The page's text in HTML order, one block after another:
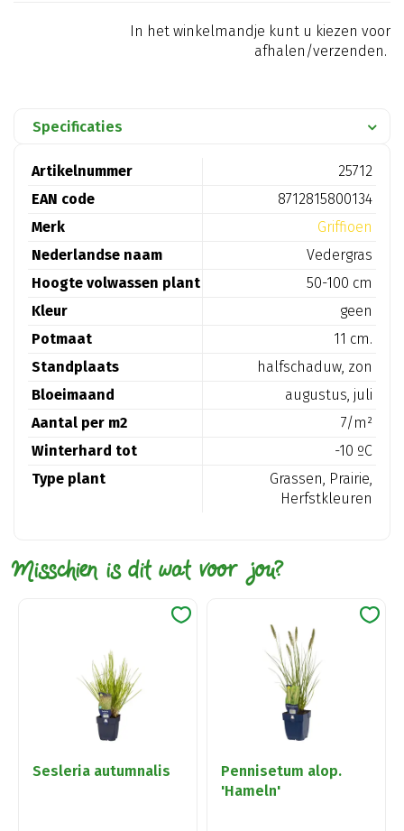
In het winkelmandje kunt u kiezen voor
afhalen/verzenden.
Specificaties
Artikelnummer
25712
EAN code
8712815800134
Merk
Griffioen
Nederlandse naam
Vedergras
Hoogte volwassen plant
50-100 cm
Kleur
geen
Potmaat
11 cm.
Standplaats
halfschaduw, zon
Bloeimaand
augustus, juli
Aantal per m2
7/m²
Winterhard tot
-10 ºC
Type plant
Grassen, Prairie,
Herfstkleuren
Misschien is dit wat voor jou?
Sesleria autumnalis
Pennisetum alop.
'Hameln'